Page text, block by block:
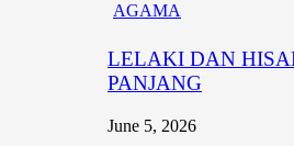
AGAMA
LELAKI DAN
PANJANG
June 5, 2026